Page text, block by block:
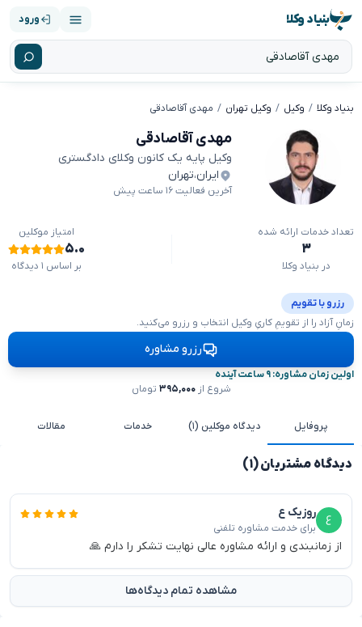
بنیاد وکلا ورود
بنیاد وکلا وکیل وکیل تهران مهدی آقاصادقی
مهدی آقاصادقی
وکیل پایه یک کانون وکلای دادگستری
ایران،تهران
آخرین فعالیت ۱۶ ساعت پیش
تعداد خدمات ارائه شده
۳
در بنیاد وکلا
امتیاز موکلین
۵.۰
بر اساس ۱ دیدگاه
رزرو با تقویم
زمانِ آزاد را از تقویمِ کاریِ وکیل انتخاب و رزرو می‌کنید.
رزرو مشاوره
اولین زمان مشاوره: ۹ ساعت آینده
شروع از۳۹۵,۰۰۰ تومان
پروفایل دیدگاه موکلین (۱) خدمات مقالات
دیدگاه مشتریان (۱)
روزیک ع
برای خدمت مشاوره تلفنی
از زمانبندی و ارائه مشاوره عالی نهایت تشکر را دارم 🙏
مشاهده تمام دیدگاه‌ها